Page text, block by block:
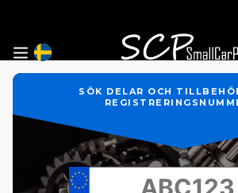
SÖK DELAR OCH